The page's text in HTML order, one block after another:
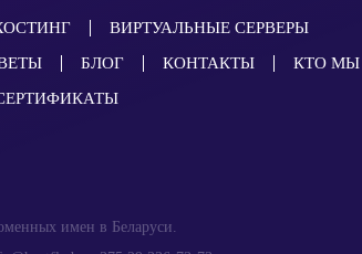
ХОСТИНГ
ВИРТУАЛЬНЫЕ СЕРВЕРЫ
БЛОГ КОНТАКТЫ
КТО МЫ
СЕРТИФИКАТЫ
имен в Беларуси.